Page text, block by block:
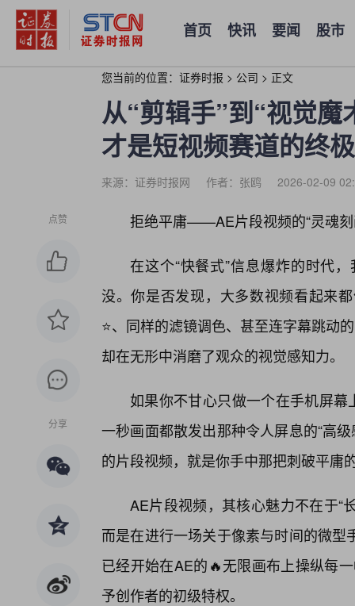
首页 快讯 要闻 股市
您当前的位置： 证券时报 > 公司 > 正文
从“剪辑手”到“视觉
才是短视频赛道的终
来源：证券时报网 作者：张鸥 2026-02-09
点赞
分享
拒绝平庸——AE片段视频的“灵魂刻
在这个“快餐式”信息爆炸的时代
没。你是否发现，大多数视频看起来
⭐、同样的滤镜调色、甚至连字幕跳动
却在无形中消磨了观众的视觉感知力。
如果你不甘心只做一个在手机屏幕
一秒画面都散发出那种令人屏息的“高
的片段视频，就是你手中那把刺破平庸
AE片段视频，其核心魅力不在于“
而是在进行一场关于像素与时间的微
已经开始在AE的🔥无限画布上操纵每
予创作者的初级特权。